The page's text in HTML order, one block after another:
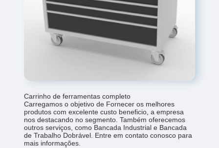
Carrinho de ferramentas completo
Carregamos o objetivo de Fornecer os melhores
produtos com excelente custo beneficio, a empresa
nos destacando no segmento. Também oferecemos
outros serviços, como Bancada Industrial e Bancada
de Trabalho Dobrável. Entre em contato conosco para
mais informações.